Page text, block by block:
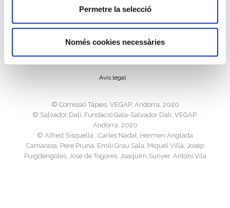
Permetre la selecció
Només cookies necessàries
Política de cookies
Política de privacitat
Avís legal
©️ Comissió Tàpies, VEGAP, Andorra, 2020
©️ Salvador Dalí, Fundació Gala-Salvador Dalí, VEGAP,
Andorra, 2020
©️ Alfred Sisquella , Carles Nadal, Hermen Anglada
Camarasa, Pere Pruna, Emili Grau Sala, Miquel Villà, Josep
Puigdengoles, Jose de Togores, Joaquim Sunyer, Antoni Vila